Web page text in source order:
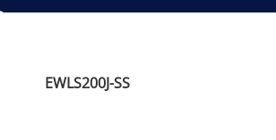
EWLS200J-SS